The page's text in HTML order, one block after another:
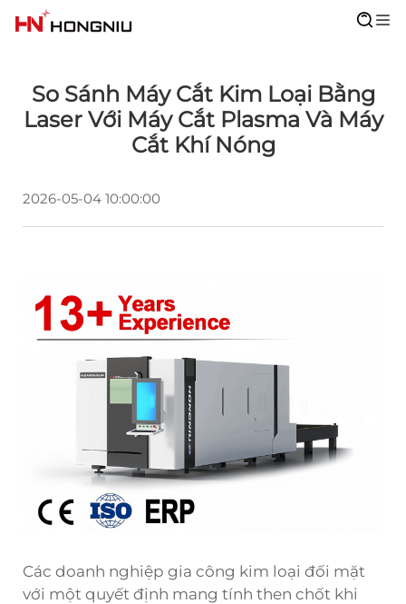
So Sánh Máy Cắt Kim Loại Bằng
Laser Với Máy Cắt Plasma Và Máy
Cắt Khí Nóng
2026-05-04 10:00:00
Các doanh nghiệp gia công kim loại đối mặt
với một quyết định mang tính then chốt khi